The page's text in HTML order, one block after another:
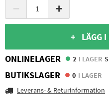
− +
+ LÄGG I
ONLINELAGER
2 I LAGER
BUTIKSLAGER 0 I LAGER
Leverans- & Returinformation